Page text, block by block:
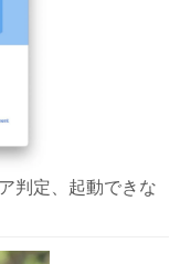
判定、起動できな